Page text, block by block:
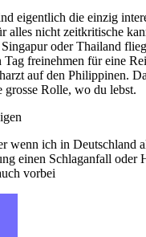
eigentlich die einzig
alles nicht zeitkritische
oder Thailand
Tag freinehmen für eine
auf den Philippinen.
grosse Rolle, wo du lebst.
wenn ich in Deutschland
einen Schlaganfall oder
vorbei